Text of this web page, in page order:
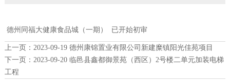
德州同福大健康食品城（一期） 已开始初审
上一页：
2023-09-19 德州康锦置业有限公司新建糜镇阳光佳苑项目
下一页： 2023-09-20 临邑县鑫都御景苑（西区）2号楼二单元加装电梯
工程